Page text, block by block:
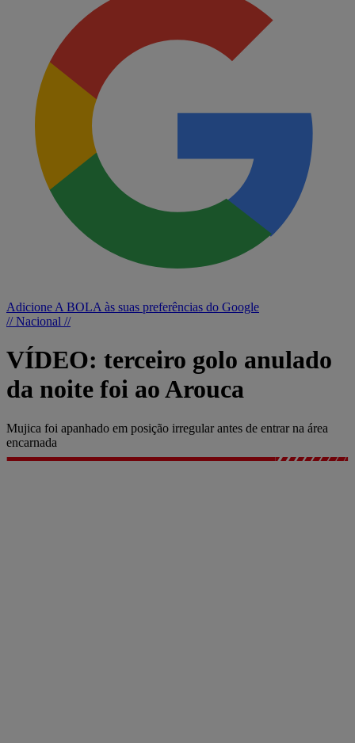
Adicione A BOLA às suas preferências do Google
// Nacional //
VÍDEO: terceiro golo anulado
da noite foi ao Arouca
Mujica foi apanhado em posição irregular antes de entrar na área
encarnada